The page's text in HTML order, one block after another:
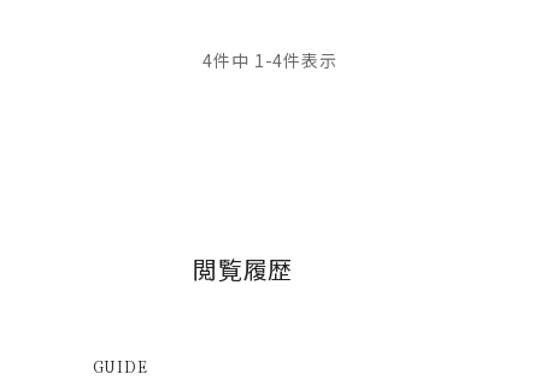
4件中 1-4件表示
閲覧履歴
GUIDE